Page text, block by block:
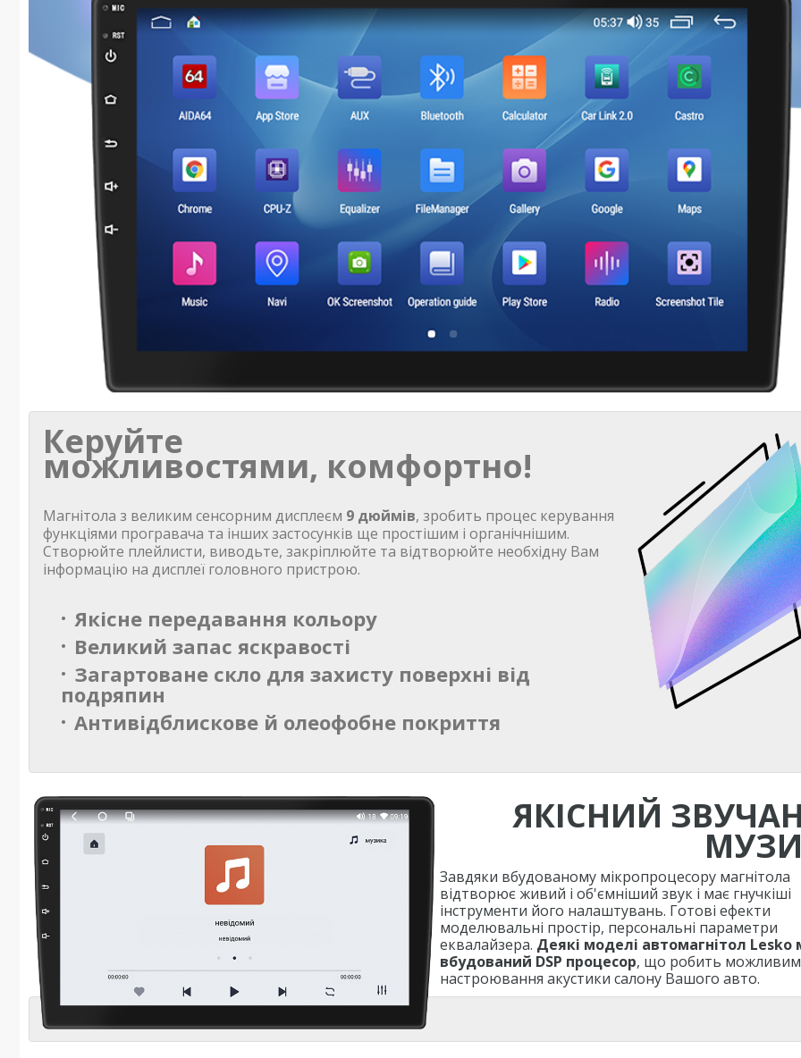
Керуйте
можливостями, комфортно!
Магнітола з великим сенсорним дисплеєм 9 дюймів, зробить процес керування
функціями програвача та інших застосунків ще простішим і органічнішим.
Створюйте плейлисти, виводьте, закріплюйте та відтворюйте необхідну Вам
інформацію на дисплеї головного пристрою.
Якісне передавання кольору
Великий запас яскравості
Загартоване скло для захисту поверхні від
подряпин
Антивідблискове й олеофобне покриття
ЯКІСНИЙ
Завдяки вбудованому мікропроцесору магнітола
відтворює живий і об'ємніший звук і має гнучкіші
інструменти його налаштувань. Готові ефекти
моделювальні простір, персональні параметри
еквалайзера. Деякі моделі автомагнітол
вбудований DSP процесор, що робить
настроювання акустики салону Вашого авто.